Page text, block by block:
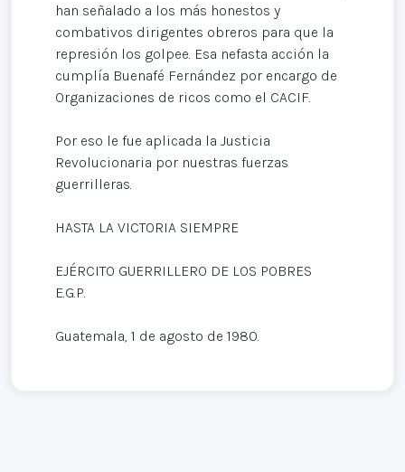
han señalado a los más honestos y
combativos dirigentes obreros para que la
represión los golpee. Esa nefasta acción la
cumplía Buenafé Fernández por encargo de
Organizaciones de ricos como el CACIF.
Por eso le fue aplicada la Justicia
Revolucionaria por nuestras fuerzas
guerrilleras.
HASTA LA VICTORIA SIEMPRE
EJÉRCITO GUERRILLERO DE LOS POBRES
E.G.P.
Guatemala, 1 de agosto de 1980.